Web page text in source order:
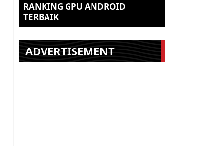
RANKING GPU ANDROID
TERBAIK
ADVERTISEMENT